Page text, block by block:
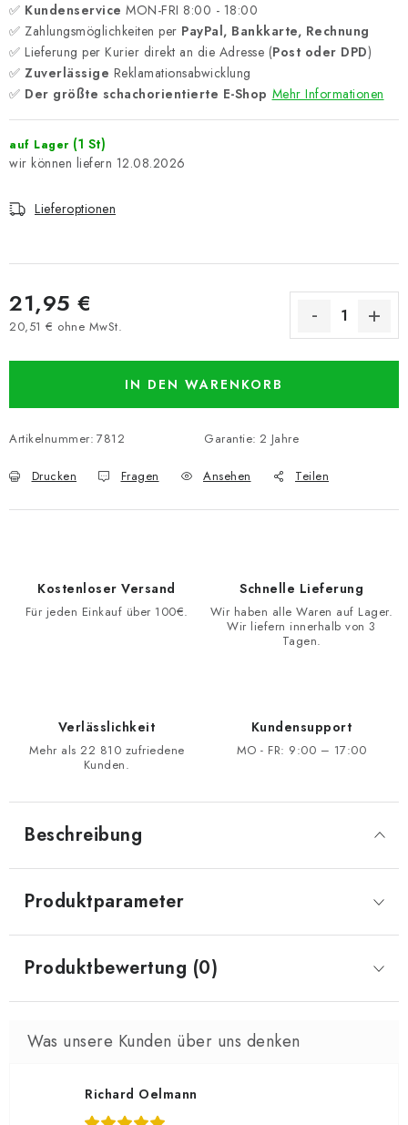
✅ Kundenservice MON-FRI 8:00 - 18:00
✅ Zahlungsmöglichkeiten per PayPal, Bankkarte, Rechnung
✅ Lieferung per Kurier direkt an die Adresse (Post oder DPD)
✅ Zuverlässige Reklamationsabwicklung
✅ Der größte schachorientierte E-Shop Mehr Informationen
auf Lager (1 St)
12.08.2026
Lieferoptionen
21,95 €
20,51 € ohne MwSt.
IN DEN WARENKORB
Artikelnummer: 7812 Garantie: 2 Jahre
Drucken Fragen Ansehen Teilen
Kostenloser Versand
Für jeden Einkauf über 100€.
Schnelle Lieferung
Wir haben alle Waren auf Lager.
Wir liefern innerhalb von 3
Tagen.
Verlässlichkeit
Mehr als 22 810 zufriedene
Kunden.
Kundensupport
MO - FR: 9:00 – 17:00
Beschreibung
Produktparameter
Produktbewertung (0)
Richard Oelmann